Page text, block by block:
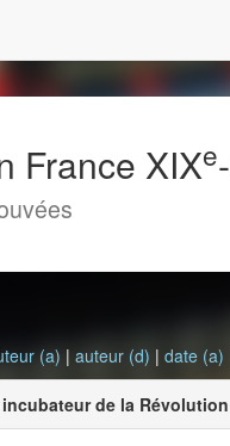
France XIXe
(a) |auteur (d) |date (a)
de la